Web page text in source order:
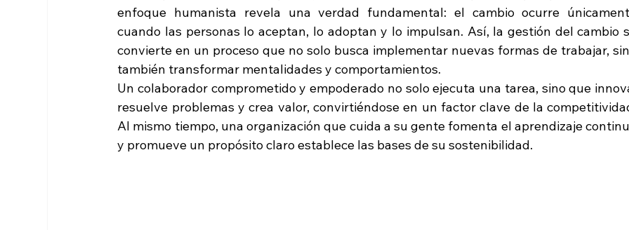
enfoque humanista revela una verdad fundamental: el cambio ocurre
cuando las personas lo aceptan, lo adoptan y lo impulsan. Así, la gestión del cambio
convierte en un proceso que no solo busca implementar nuevas formas de trabajar,
también transformar mentalidades y comportamientos.
Un colaborador comprometido y empoderado no solo ejecuta una tarea, sino que
resuelve problemas y crea valor, convirtiéndose en un factor clave de la
Al mismo tiempo, una organización que cuida a su gente fomenta el aprendizaje
y promueve un propósito claro establece las bases de su sostenibilidad.